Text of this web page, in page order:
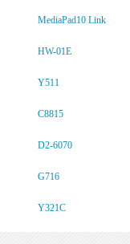
MediaPad10 Link
HW-01E
Y511
C8815
D2-6070
G716
Y321C